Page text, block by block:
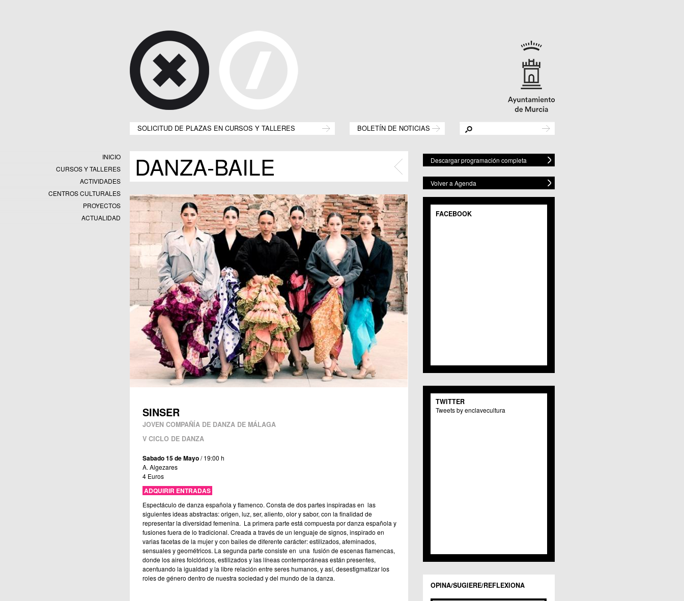
SOLICITUD DE PLAZAS EN CURSOS Y TALLERES BOLETÍN DE NOTICIAS
INICIO
CURSOS Y TALLERES
ACTIVIDADES
CENTROS CULTURALES
Equipamientos
PROYECTOS
Exposiciones
ACTUALIDAD
DANZA-BAILE
SINSER
JOVEN COMPAÑÍA DE DANZA DE MÁLAGA
V CICLO DE DANZA
Sabado 15 de Mayo/ 19:00 h
A. Algezares
4 Euros
ADQUIRIR ENTRADAS
Espectáculo de danza española y flamenco. Consta de dos partes inspiradas en las
siguientes ideas abstractas: origen, luz, ser, aliento, olor y sabor, con la finalidad de
representar la diversidad femenina. La primera parte está compuesta por danza española y
fusiones fuera de lo tradicional. Creada a través de un lenguaje de signos, inspirado en
varias facetas de la mujer y con bailes de diferente carácter: estilizados, afeminados,
sensuales y geométricos. La segunda parte consiste en una fusión de escenas flamencas,
donde los aires folclóricos, estilizados y las líneas contemporáneas están presentes,
acentuando la igualdad y la libre relación entre seres humanos, y así, desestigmatizar los
roles de género dentro de nuestra sociedad y del mundo de la danza.
Descargar programación completa
Volver a Agenda
FACEBOOK
TWITTER
Tweets by enclavecultura
OPINA/SUGIERE/REFLEXIONA